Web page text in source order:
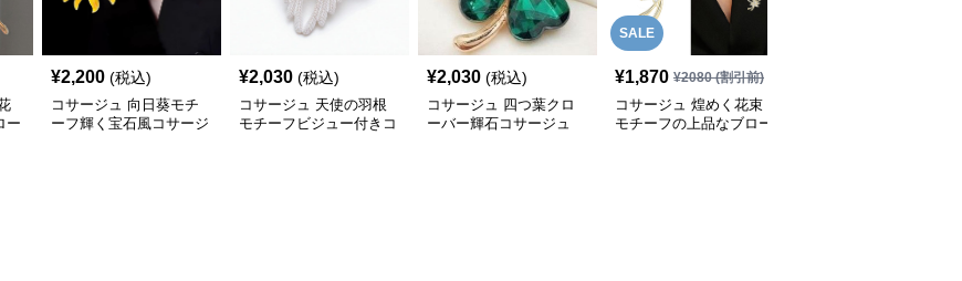
ー
¥2,200 (税込)
コサージュ 向日葵モチ
ーフ輝く宝石風コサージ
¥2,030 (税込)
コサージュ 天使の羽根
モチーフビジュー付きコ
¥2,030 (税込)
コサージュ 四つ葉クロ
ーバー輝石コサージュ
SALE
¥1,870 ¥2080(割引前)
コサージュ 煌めく花束
モチーフの上品なブロー